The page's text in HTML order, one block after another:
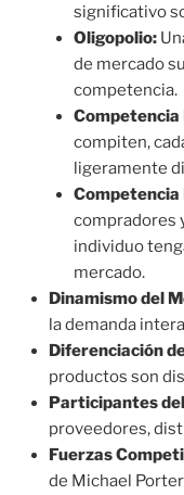
significativo
Oligopolio:
de mercado
competencia.
compiten,
ligeramente
compradores
individuo
mercado.
Dinamismo del
la demanda
Diferenciación
productos son
Participantes
proveedores,
Fuerzas
de Michael